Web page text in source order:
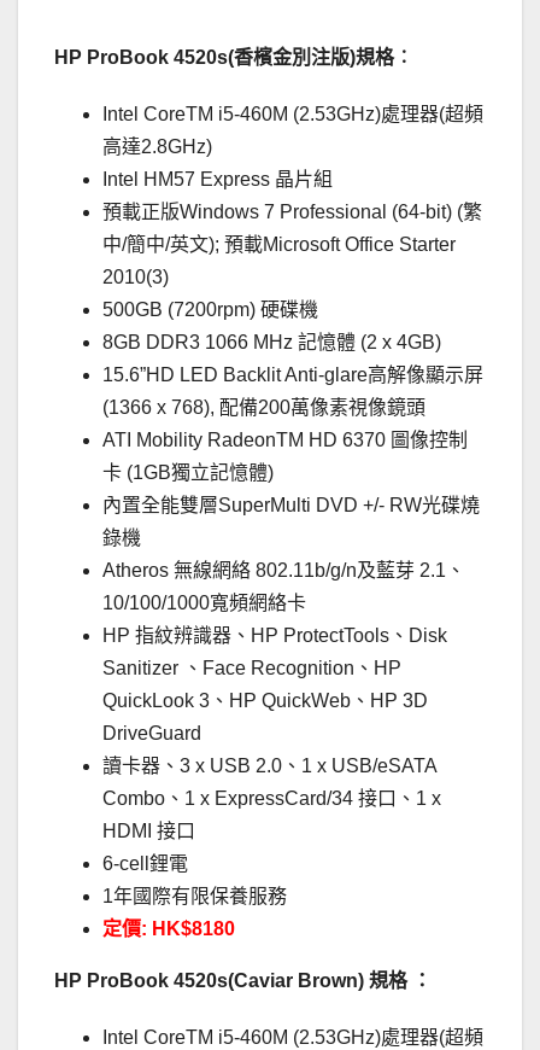
HP ProBook 4520s(香檳金別注版)規格︰
Intel CoreTM i5-460M (2.53GHz)處理器(超頻
高達2.8GHz)
Intel HM57 Express 晶片組
預載正版Windows 7 Professional (64-bit) (繁
中/簡中/英文); 預載Microsoft Office Starter
2010(3)
500GB (7200rpm) 硬碟機
8GB DDR3 1066 MHz 記憶體 (2 x 4GB)
15.6”HD LED Backlit Anti-glare高解像顯示屏
(1366 x 768), 配備200萬像素視像鏡頭
ATI Mobility RadeonTM HD 6370 圖像控制
卡 (1GB獨立記憶體)
內置全能雙層SuperMulti DVD +/- RW光碟燒
錄機
Atheros 無線網絡 802.11b/g/n及藍芽 2.1、
10/100/1000寬頻網絡卡
HP 指紋辨識器、HP ProtectTools、Disk
Sanitizer 、Face Recognition、HP
QuickLook 3、HP QuickWeb、HP 3D
DriveGuard
讀卡器、3 x USB 2.0、1 x USB/eSATA
Combo、1 x ExpressCard/34 接口、1 x
HDMI 接口
6-cell鋰電
1年國際有限保養服務
定價: HK$8180
HP ProBook 4520s(Caviar Brown) 規格 ：
Intel CoreTM i5-460M (2.53GHz)處理器(超頻